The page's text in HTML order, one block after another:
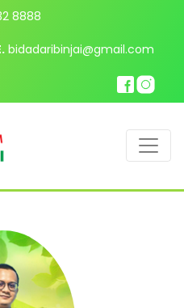
8888
bidadaribinjai@gmail.com